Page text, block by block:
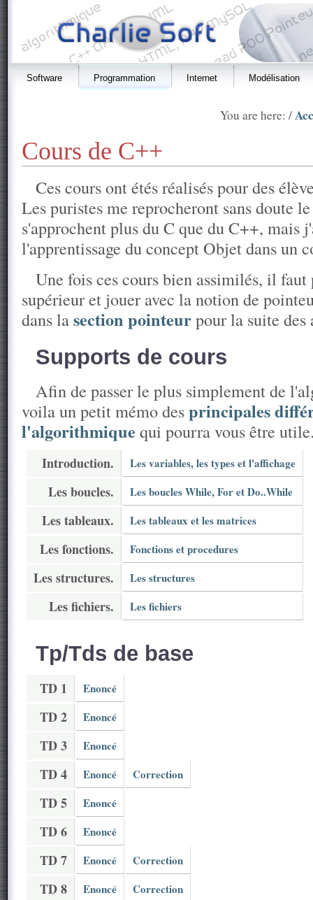
Software Programmation Internet Modélisation
You are here: /
Cours de C++
Ces cours ont étés réalisés pour des
Les puristes me reprocheront sans doute
s'approchent plus du C que du C++, mais
l'apprentissage du concept Objet dans un
Une fois ces cours bien assimilés, il faut
supérieur et jouer avec la notion de
dans lasection pointeurpour la suite
Supports de cours
Afin de passer le plus simplement de
voila un petit mémo desprincipales
l'algorithmiquequi pourra vous être
Introduction. Les variables, les types et l'affichage
Les boucles. Les boucles While, For et Do..While
Les tableaux. Les tableaux et les matrices
Les fonctions. Fonctions et procedures
Les structures. Les structures
Les fichiers. Les fichiers
Tp/Tds de base
TD 1 Enoncé
TD 2 Enoncé
TD 3 Enoncé
TD 4 Enoncé Correction
TD 5 Enoncé
TD 6 Enoncé
TD 7 Enoncé Correction
TD 8 Enoncé Correction